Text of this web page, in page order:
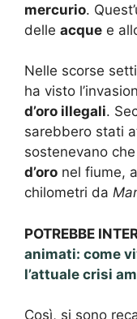
mercurio.
delle acque e
Nelle scorse
ha visto
d’oro illegali.
sarebbero stati
sostenevano
d’oro nel fiume,
chilometri da
POTREBBE
animati: come
l’attuale crisi
Così, si sono